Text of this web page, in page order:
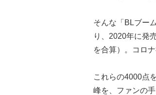
そんな「BLブー
り、2020年に発
を合算）。コロ
これらの4000点
峰を、ファンの